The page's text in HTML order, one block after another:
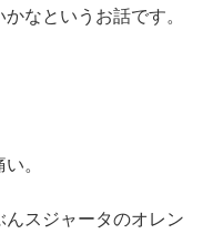
なというお話です。
。
スジャータのオレン